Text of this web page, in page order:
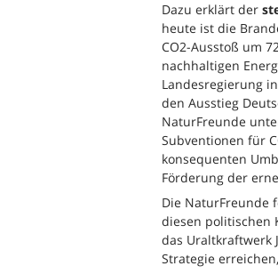
Dazu erklärt der
heute ist die
CO2-Ausstoß um
nachhaltigen
Landesregierung
den Ausstieg
NaturFreunde
Subventionen für
konsequenten
Förderung der
Die NaturFreunde
diesen politischen
das Uraltkraftwerk
Strategie